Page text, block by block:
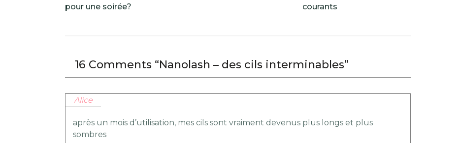
pour une soirée?
courants
16 Comments “Nanolash – des cils interminables”
Alice
après un mois d’utilisation, mes cils sont vraiment devenus plus longs et plus
sombres